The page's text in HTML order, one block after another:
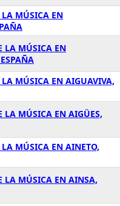
LA MÚSICA EN
LA MÚSICA EN
MÚSICA EN AIGUAVIVA,
LA MÚSICA EN AIGÜES,
MÚSICA EN AINETO,
LA MÚSICA EN AINSA,